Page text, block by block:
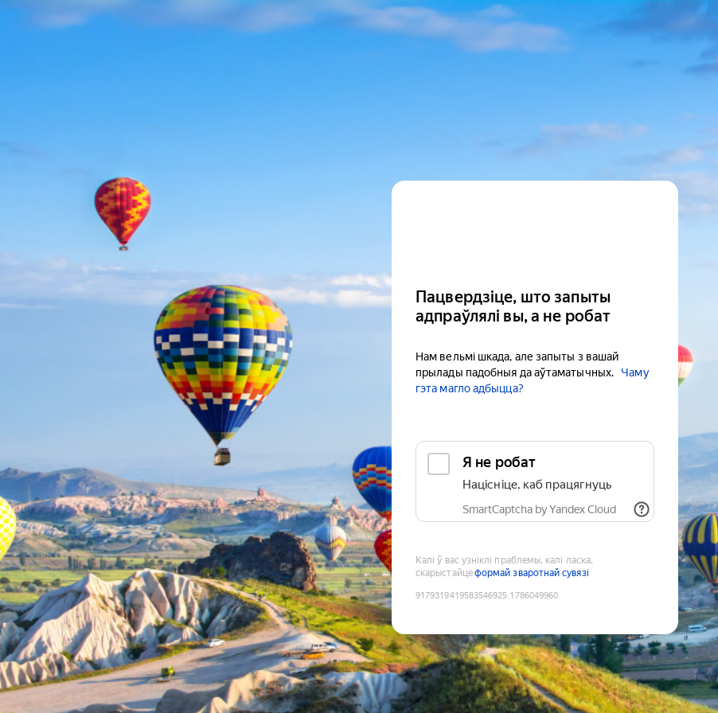
Пацвердзіце, што запыты
адпраўлялі вы, а не робат
Нам вельмі шкада, але запыты з вашай
прылады падобныя да аўтаматычных.
Чаму
гэта магло адбыцца?
Я не робат
Націсніце, каб працягнуць
SmartCaptcha by Yandex Cloud
Калі ў вас узніклі праблемы, калі ласка,
скарыстайцеформай зваротнай сувязі
9179319419583546925:1786049960